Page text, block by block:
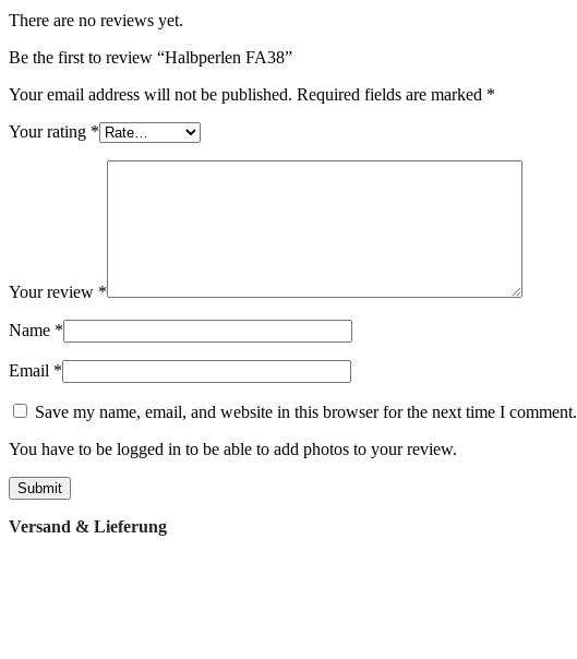
There are no reviews yet.
Be the first to review “Halbperlen FA38”
Your email address will not be published. Required fields are marked *
Your rating *
Your review *
Name *
Email *
Save my name, email, and website in this browser for the next time I comment.
You have to be logged in to be able to add photos to your review.
Versand & Lieferung